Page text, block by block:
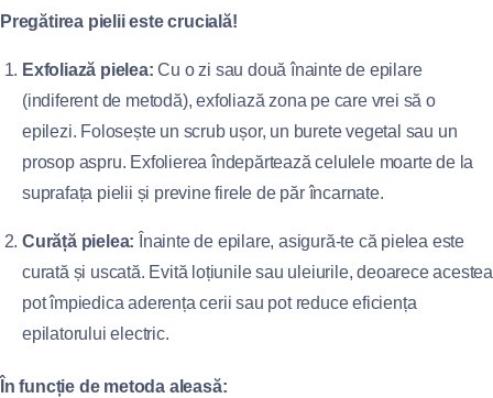
Pregătirea pielii este crucială!
Exfoliază pielea: Cu o zi sau două înainte de epilare
(indiferent de metodă), exfoliază zona pe care vrei să o
epilezi. Folosește un scrub ușor, un burete vegetal sau un
prosop aspru. Exfolierea îndepărtează celulele moarte de la
suprafața pielii și previne firele de păr încarnate.
Curăță pielea: Înainte de epilare, asigură-te că pielea este
curată și uscată. Evită loțiunile sau uleiurile, deoarece acestea
pot împiedica aderența cerii sau pot reduce eficiența
epilatorului electric.
În funcție de metoda aleasă: